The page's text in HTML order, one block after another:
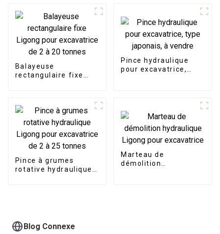
poutre de nivellement
d'excavatrice LG
Balayeuse
rectangulaire fixe
Pince hydraulique
pour excavatrice,
Pince à grumes
rotative hydraulique
Marteau de
démolition
Blog Connexe